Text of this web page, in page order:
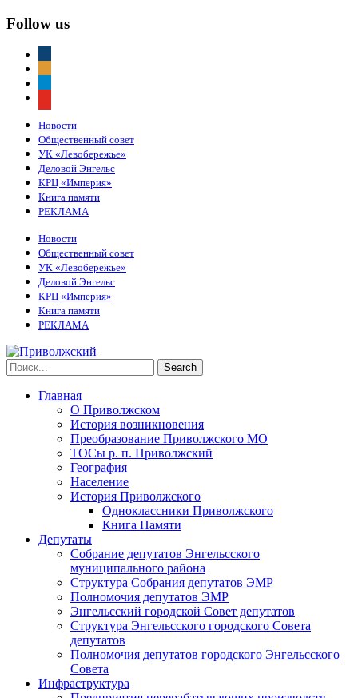
Follow us
Новости
Общественный совет
УК «Левобережье»
Деловой Энгельс
КРЦ «Империя»
Книга памяти
РЕКЛАМА
Новости
Общественный совет
УК «Левобережье»
Деловой Энгельс
КРЦ «Империя»
Книга памяти
РЕКЛАМА
Главная
О Приволжском
История возникновения
Преобразование Приволжского МО
ТОСы р. п. Приволжский
География
Население
История Приволжского
Одноклассники Приволжского
Книга Памяти
Депутаты
Собрание депутатов Энгельсского
муниципального района
Структура Собрания депутатов ЭМР
Полномочия депутатов ЭМР
Энгельсский городской Совет депутатов
Структура Энгельсского городского Совета
депутатов
Полномочия депутатов городского Энгельсского
Совета
Инфраструктура